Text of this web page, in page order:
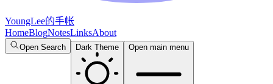
YoungLee的手帐
HomeBlogNotesLinksAbout
Open Search Dark Theme Open main menu